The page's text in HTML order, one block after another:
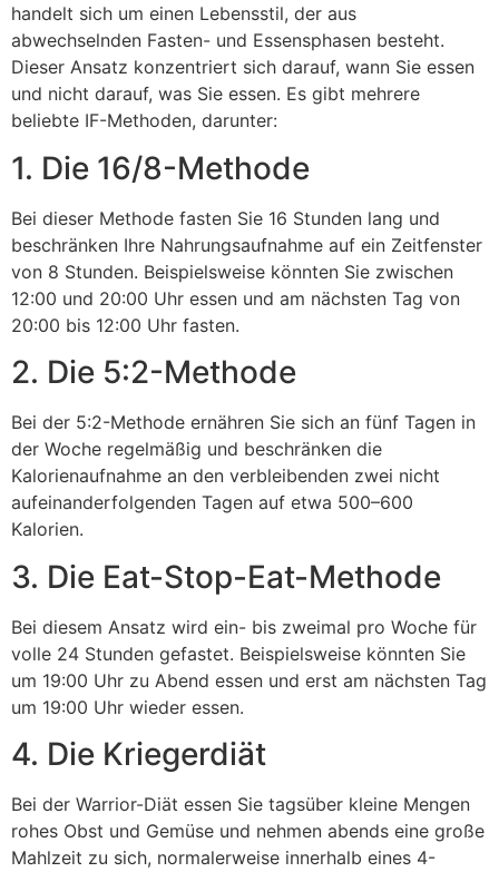
handelt sich um einen Lebensstil, der aus
abwechselnden Fasten- und Essensphasen besteht.
Dieser Ansatz konzentriert sich darauf, wann Sie essen
und nicht darauf, was Sie essen. Es gibt mehrere
beliebte IF-Methoden, darunter:
1. Die 16/8-Methode
Bei dieser Methode fasten Sie 16 Stunden lang und
beschränken Ihre Nahrungsaufnahme auf ein Zeitfenster
von 8 Stunden. Beispielsweise könnten Sie zwischen
12:00 und 20:00 Uhr essen und am nächsten Tag von
20:00 bis 12:00 Uhr fasten.
2. Die 5:2-Methode
Bei der 5:2-Methode ernähren Sie sich an fünf Tagen in
der Woche regelmäßig und beschränken die
Kalorienaufnahme an den verbleibenden zwei nicht
aufeinanderfolgenden Tagen auf etwa 500–600
Kalorien.
3. Die Eat-Stop-Eat-Methode
Bei diesem Ansatz wird ein- bis zweimal pro Woche für
volle 24 Stunden gefastet. Beispielsweise könnten Sie
um 19:00 Uhr zu Abend essen und erst am nächsten Tag
um 19:00 Uhr wieder essen.
4. Die Kriegerdiät
Bei der Warrior-Diät essen Sie tagsüber kleine Mengen
rohes Obst und Gemüse und nehmen abends eine große
Mahlzeit zu sich, normalerweise innerhalb eines 4-